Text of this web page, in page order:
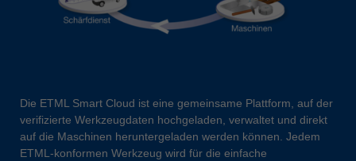
Die ETML Smart Cloud ist eine gemeinsame Plattform, auf der
verifizierte Werkzeugdaten hochgeladen, verwaltet und direkt
auf die Maschinen heruntergeladen werden können. Jedem
ETML-konformen Werkzeug wird für die einfache